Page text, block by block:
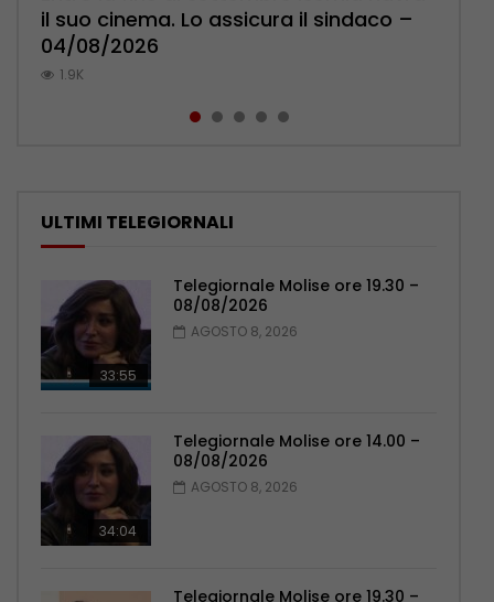
il suo cinema. Lo assicura il sindaco –
04/08/2026
1.9K
cittadini: ‘Abbiamo paura per i ragazzi’
– 07/08/2026
1.2K
l’ambulatorio per curare l’osteoporosi
– 06/08/2026
1.1K
Pensionati: più relazioni e servizi di
prossimità – 04/08/2026
1.1K
Municipale evita il peggio – 07/08/2026
1K
ULTIMI TELEGIORNALI
33:55
Telegiornale Molise ore 19.30 –
08/08/2026
AGOSTO 8, 2026
34:04
Telegiornale Molise ore 14.00 –
08/08/2026
AGOSTO 8, 2026
Telegiornale Molise ore 19.30 –